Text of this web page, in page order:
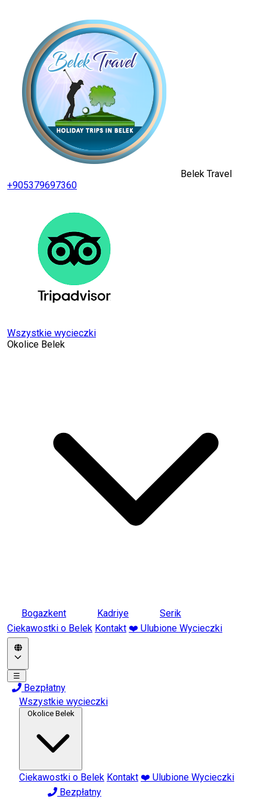
Belek Travel
+905379697360
Wszystkie wycieczki
Okolice Belek
Bogazkent Kadriye
Serik
Ciekawostki o Belek Kontakt ❤️ Ulubione Wycieczki
☰
Bezpłatny
Wszystkie wycieczki
Okolice Belek
Ciekawostki o Belek Kontakt ❤️ Ulubione Wycieczki
Bezpłatny